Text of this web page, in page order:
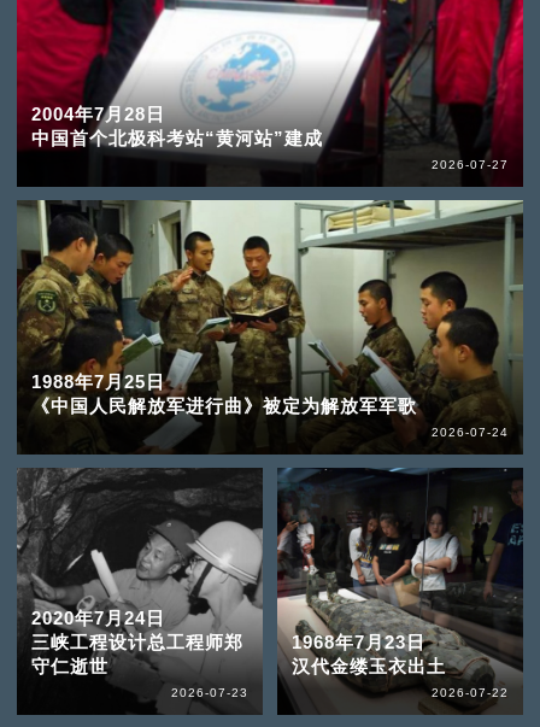
2004年7月28日
中国首个北极科考站“黄河站”建成
2026-07-27
1988年7月25日
《中国人民解放军进行曲》被定为解放军军歌
2026-07-24
2020年7月24日
三峡工程设计总工程师郑
守仁逝世
2026-07-23
1968年7月23日
汉代金缕玉衣出土
2026-07-22